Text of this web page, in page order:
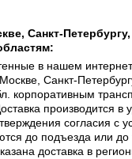
Санкт-
в нашем интернет
Санкт-
корпоративным
производится в
согласия с
до подъезда или до
доставка в